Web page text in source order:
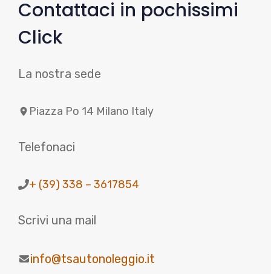
Contattaci in pochissimi
Click
La nostra sede
Piazza Po 14 Milano Italy
Telefonaci
+ (39) 338 – 3617854
Scrivi una mail
info@tsautonoleggio.it